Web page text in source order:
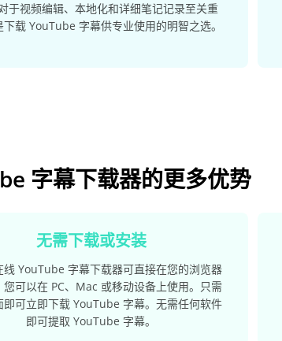
于视频编辑、本地化和详细笔记记录至关重
下载 YouTube 字幕供专业使用的明智之选。
字幕下载器的更多优势
无需下载或安装
线 YouTube 字幕下载器可直接在您的浏览器
您可以在 PC、Mac 或移动设备上使用。只需
即可立即下载 YouTube 字幕。无需任何软件
即可提取 YouTube 字幕。